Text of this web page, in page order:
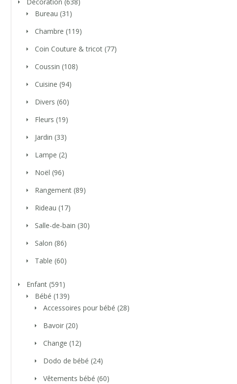
Bureau (31)
Chambre (119)
Coin Couture & tricot (77)
Coussin (108)
Cuisine (94)
Divers (60)
Fleurs (19)
Jardin (33)
Lampe (2)
Noël (96)
Rangement (89)
Rideau (17)
Salle-de-bain (30)
Salon (86)
Table (60)
Enfant (591)
Bébé (139)
Accessoires pour bébé (28)
Bavoir (20)
Change (12)
Dodo de bébé (24)
Vêtements bébé (60)